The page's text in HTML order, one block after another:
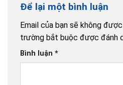
Để lại một bình luận
Email của bạn sẽ không
trường bắt buộc được đánh
Bình luận *